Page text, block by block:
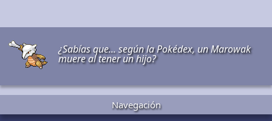
¿Sabías que... según la Pokédex, un Marowak
muere al tener un hijo?
Navegación